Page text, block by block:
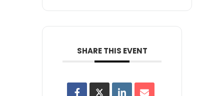
SHARE THIS EVENT